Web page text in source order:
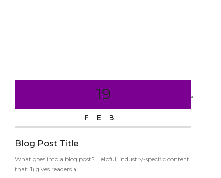
19
FEB
Blog Post Title
What goes into a blog post? Helpful, industry-specific content
that: 1) gives readers a...